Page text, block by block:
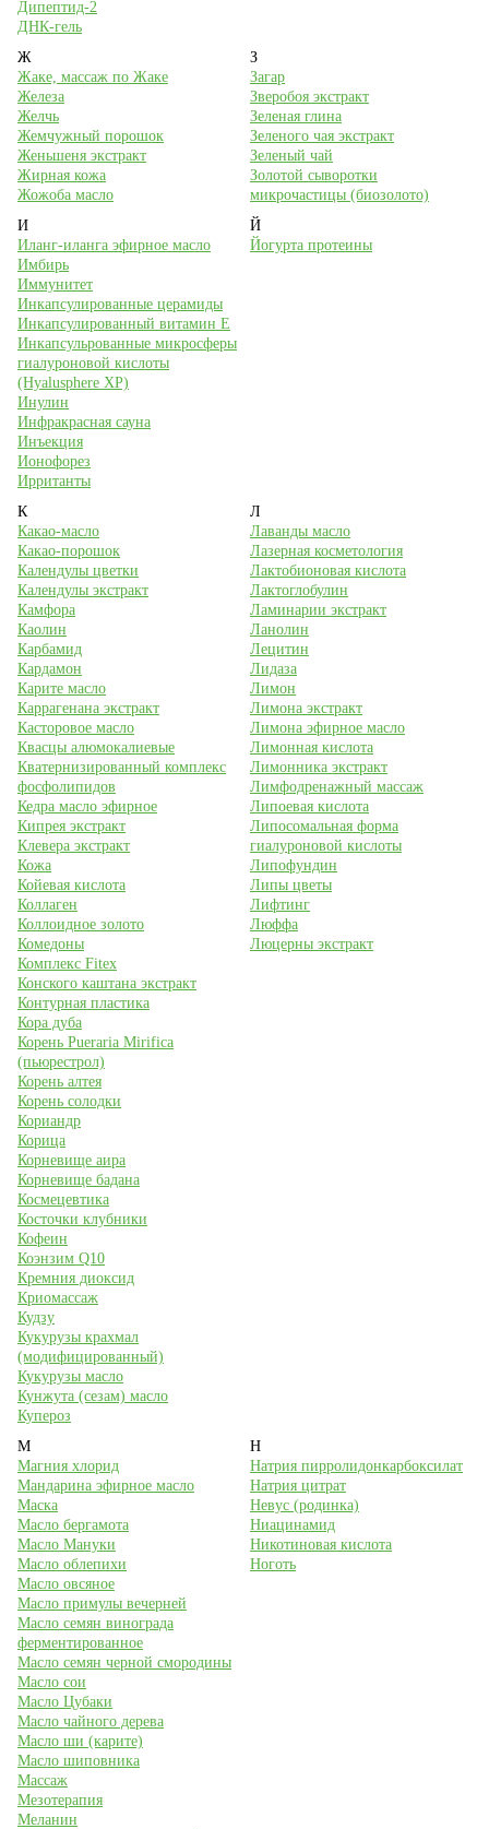
Дипептид-2
ДНК-гель
Ж
Жаке, массаж по Жаке
Железа
Желчь
Жемчужный порошок
Женьшеня экстракт
Жирная кожа
Жожоба масло
З
Загар
Зверобоя экстракт
Зеленая глина
Зеленого чая экстракт
Зеленый чай
Золотой сыворотки
микрочастицы (биозолото)
И
Иланг-иланга эфирное масло
Имбирь
Иммунитет
Инкапсулированные церамиды
Инкапсулированный витамин Е
Инкапсульрованные микросферы
гиалуроновой кислоты
(Hyalusphere XP)
Инулин
Инфракрасная сауна
Инъекция
Ионофорез
Ирританты
Й
Йогурта протеины
К
Какао-масло
Какао-порошок
Календулы цветки
Календулы экстракт
Камфора
Каолин
Карбамид
Кардамон
Карите масло
Каррагенана экстракт
Касторовое масло
Квасцы алюмокалиевые
Кватернизированный комплекс
фосфолипидов
Кедра масло эфирное
Кипрея экстракт
Клевера экстракт
Кожа
Койевая кислота
Коллаген
Коллоидное золото
Комедоны
Комплекс Fitex
Конского каштана экстракт
Контурная пластика
Кора дуба
Корень Pueraria Mirifica
(пьюрестрол)
Корень алтея
Корень солодки
Кориандр
Корица
Корневище аира
Корневище бадана
Космецевтика
Косточки клубники
Кофеин
Коэнзим Q10
Кремния диоксид
Криомассаж
Кудзу
Кукурузы крахмал
(модифицированный)
Кукурузы масло
Кунжута (сезам) масло
Купероз
Л
Лаванды масло
Лазерная косметология
Лактобионовая кислота
Лактоглобулин
Ламинарии экстракт
Ланолин
Лецитин
Лидаза
Лимон
Лимона экстракт
Лимона эфирное масло
Лимонная кислота
Лимонника экстракт
Лимфодренажный массаж
Липоевая кислота
Липосомальная форма
гиалуроновой кислоты
Липофундин
Липы цветы
Лифтинг
Люффа
Люцерны экстракт
М
Магния хлорид
Мандарина эфирное масло
Маска
Масло бергамота
Масло Мануки
Масло облепихи
Масло овсяное
Масло примулы вечерней
Масло семян винограда
ферментированное
Масло семян черной смородины
Масло сои
Масло Цубаки
Масло чайного дерева
Масло ши (карите)
Масло шиповника
Массаж
Мезотерапия
Меланин
Н
Натрия пирролидонкарбоксилат
Натрия цитрат
Невус (родинка)
Ниацинамид
Никотиновая кислота
Ноготь